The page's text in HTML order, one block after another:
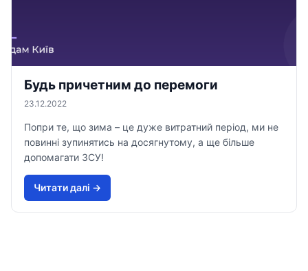
Будь причетним до перемоги
23.12.2022
Попри те, що зима – це дуже витратний період, ми не
повинні зупинятись на досягнутому, а ще більше
допомагати ЗСУ!
Читати далi →